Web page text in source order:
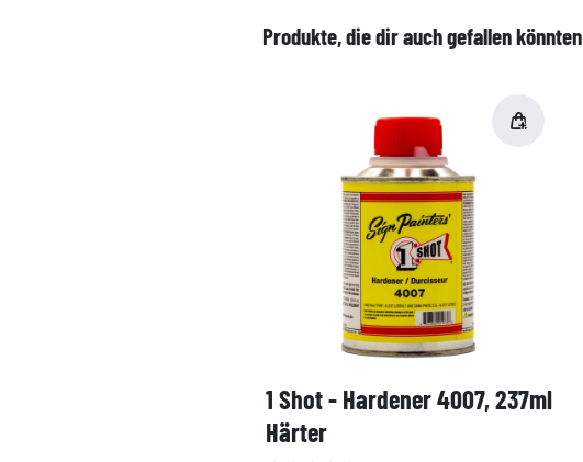
Produkte, die dir auch gefallen könnten
1 Shot - Hardener 4007, 237ml
Härter